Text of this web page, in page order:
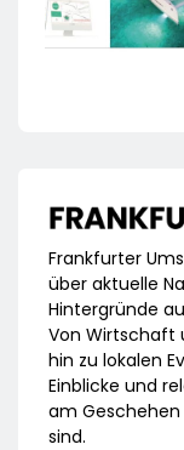
Frankfurter
über aktuelle
Hintergründe
Von Wirtschaft
hin zu lokalen
Einblicke und
am
sind.